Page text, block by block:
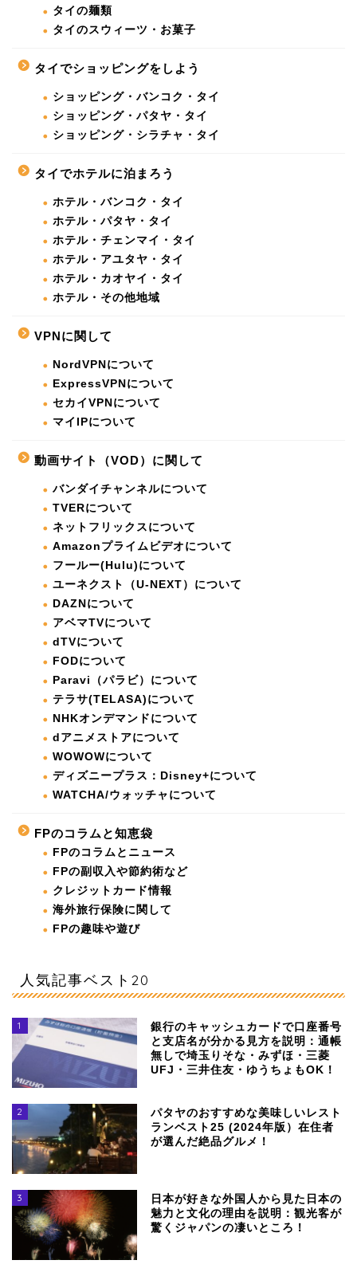
タイの麺類
タイのスウィーツ・お菓子
タイでショッピングをしよう
ショッピング・バンコク・タイ
ショッピング・パタヤ・タイ
ショッピング・シラチャ・タイ
タイでホテルに泊まろう
ホテル・バンコク・タイ
ホテル・パタヤ・タイ
ホテル・チェンマイ・タイ
ホテル・アユタヤ・タイ
ホテル・カオヤイ・タイ
ホテル・その他地域
VPNに関して
NordVPNについて
ExpressVPNについて
セカイVPNについて
マイIPについて
動画サイト（VOD）に関して
バンダイチャンネルについて
TVERについて
ネットフリックスについて
Amazonプライムビデオについて
フールー(Hulu)について
ユーネクスト（U-NEXT）について
DAZNについて
アベマTVについて
dTVについて
FODについて
Paravi（パラビ）について
テラサ(TELASA)について
NHKオンデマンドについて
dアニメストアについて
WOWOWについて
ディズニープラス：Disney+について
WATCHA/ウォッチャについて
FPのコラムと知恵袋
FPのコラムとニュース
FPの副収入や節約術など
クレジットカード情報
海外旅行保険に関して
FPの趣味や遊び
人気記事ベスト20
1
銀行のキャッシュカードで口座番号
と支店名が分かる見方を説明：通帳
無しで埼玉りそな・みずほ・三菱
UFJ・三井住友・ゆうちょもOK！
2
パタヤのおすすめな美味しいレスト
ランベスト25 (2024年版）在住者
が選んだ絶品グルメ！
3
日本が好きな外国人から見た日本の
魅力と文化の理由を説明：観光客が
驚くジャパンの凄いところ！